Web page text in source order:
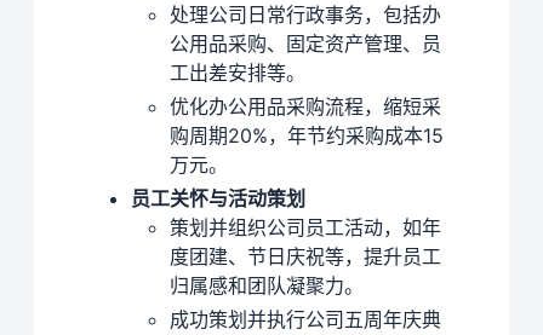
处理公司日常行政事务，包括办
公用品采购、固定资产管理、员
工出差安排等。
优化办公用品采购流程，缩短采
购周期20%，年节约采购成本15
万元。
员工关怀与活动策划
策划并组织公司员工活动，如年
度团建、节日庆祝等，提升员工
归属感和团队凝聚力。
成功策划并执行公司五周年庆典